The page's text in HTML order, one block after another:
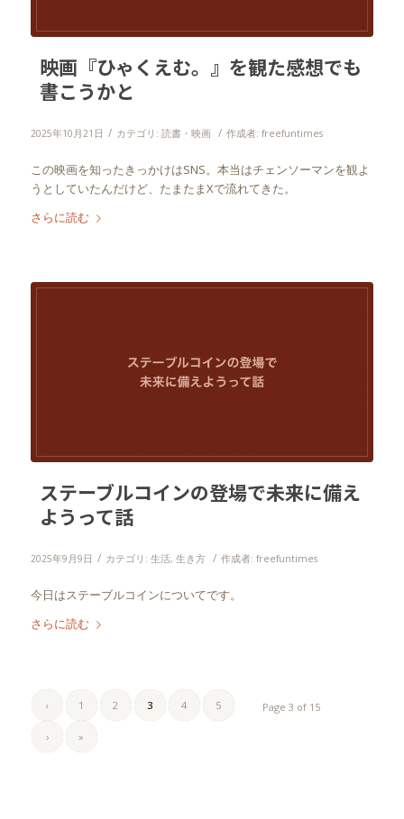
映画『ひゃくえむ。』を観た感想でも
書こうかと
2025年10月21日 / カテゴリ: 読書・映画 / 作成者: freefuntimes
この映画を知ったきっかけはSNS。本当はチェンソーマンを観よ
うとしていたんだけど、たまたまXで流れてきた。
さらに読む
ステーブルコインの登場で未来に備え
ようって話
2025年9月9日 / カテゴリ: 生活, 生き方 / 作成者: freefuntimes
今日はステーブルコインについてです。
さらに読む
Page 3 of 15
‹ 1 2 3 4 5
› »